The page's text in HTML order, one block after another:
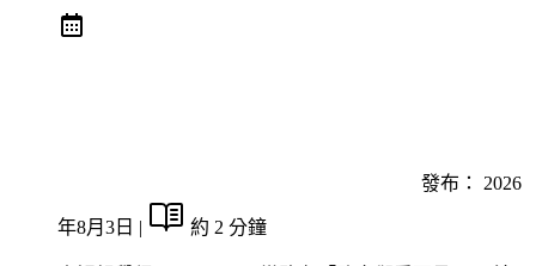
發布： 2026
年8月3日 | 約 2 分鐘